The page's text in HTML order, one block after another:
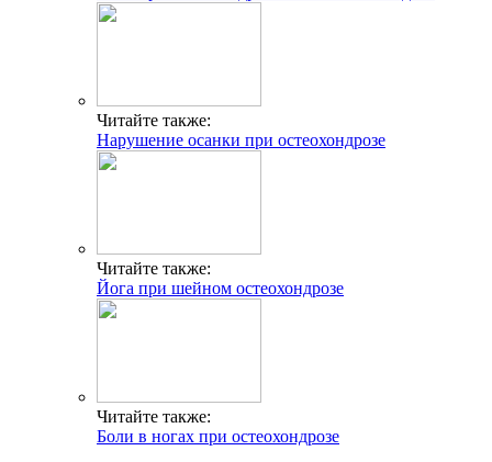
Читайте также:
Нарушение осанки при остеохондрозе
Читайте также:
Йога при шейном остеохондрозе
Читайте также:
Боли в ногах при остеохондрозе